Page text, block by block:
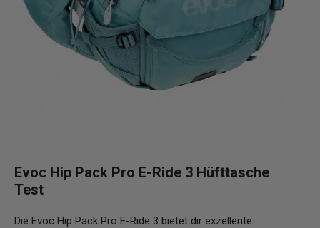
Evoc Hip Pack Pro E-Ride 3 Hüfttasche
Test
Die Evoc Hip Pack Pro E-Ride 3 bietet dir exzellente